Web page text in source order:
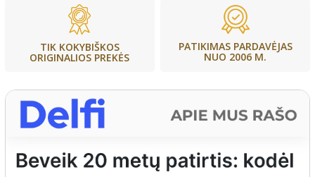
TIK KOKYBIŠKOS
ORIGINALIOS PREKĖS
PATIKIMAS PARDAVĖJAS
NUO 2006 M.